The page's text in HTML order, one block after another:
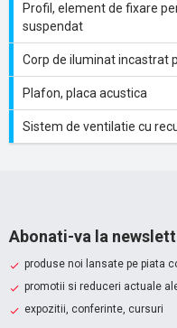
Profil, element de fixare
suspendat
Corp de iluminat incastrat
Plafon, placa acustica
Sistem de ventilatie cu
Abonati-va la
produse noi lansate pe piata
promotii si reduceri actuale
expozitii, conferinte, cursuri